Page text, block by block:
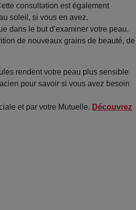
consultation est également
soleil, si vous en avez.
dans le but d’examiner votre peau.
de nouveaux grains de beauté, de
rendent votre peau plus sensible
pour savoir si vous avez besoin
et par votre Mutuelle. Découvrez